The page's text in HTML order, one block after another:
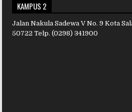
KAMPUS 2
Jalan Nakula Sadewa V No. 9 Kota
50722 Telp. (0298) 341900